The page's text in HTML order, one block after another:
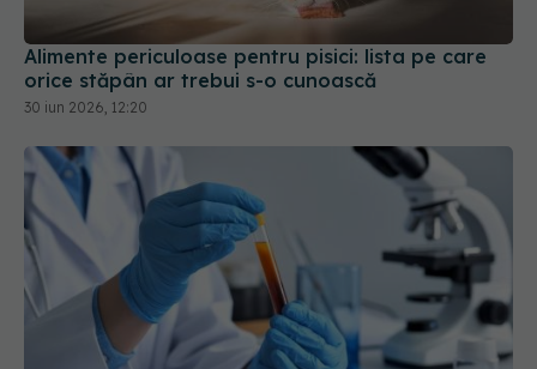
Alimente periculoase pentru pisici: lista pe care
orice stăpân ar trebui s-o cunoască
30 iun 2026, 12:20